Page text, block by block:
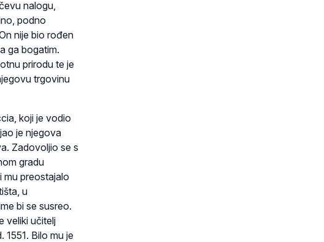
nalogu,
podno
nije bio rođen
ga bogatim.
prirodu te je
trgovinu
koji je vodio
je njegova
Zadovoljio se s
gradu
preostajalo
u
bi se susreo.
veliki učitelj
1551. Bilo mu je